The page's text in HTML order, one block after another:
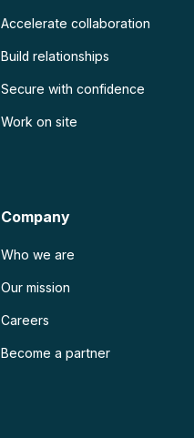
Accelerate collaboration
Build relationships
Secure with confidence
Work on site
Company
Who we are
Our mission
Careers
Become a partner